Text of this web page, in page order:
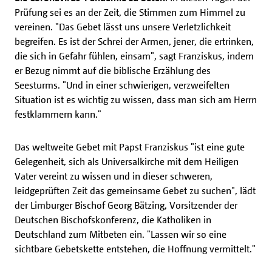
Prüfung sei es an der Zeit, die Stimmen zum Himmel zu
vereinen. "Das Gebet lässt uns unsere Verletzlichkeit
begreifen. Es ist der Schrei der Armen, jener, die ertrinken,
die sich in Gefahr fühlen, einsam", sagt Franziskus, indem
er Bezug nimmt auf die biblische Erzählung des
Seesturms. "Und in einer schwierigen, verzweifelten
Situation ist es wichtig zu wissen, dass man sich am Herrn
festklammern kann."
Das weltweite Gebet mit Papst Franziskus "ist eine gute
Gelegenheit, sich als Universalkirche mit dem Heiligen
Vater vereint zu wissen und in dieser schweren,
leidgeprüften Zeit das gemeinsame Gebet zu suchen", lädt
der Limburger Bischof Georg Bätzing, Vorsitzender der
Deutschen Bischofskonferenz, die Katholiken in
Deutschland zum Mitbeten ein. "Lassen wir so eine
sichtbare Gebetskette entstehen, die Hoffnung vermittelt."